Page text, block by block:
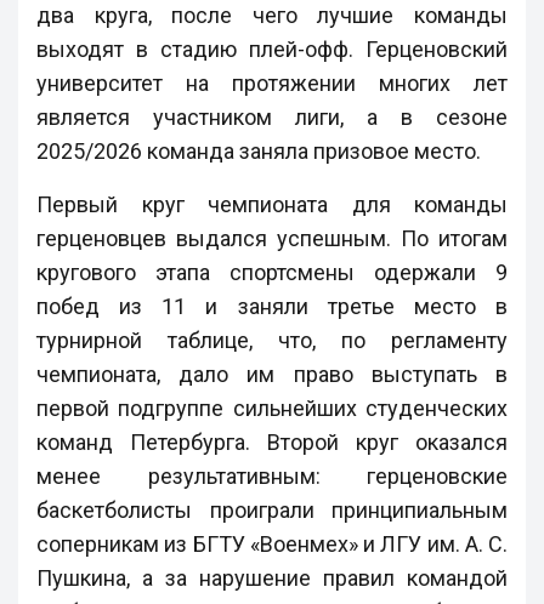
два круга, после чего лучшие команды
выходят в стадию плей-офф. Герценовский
университет на протяжении многих лет
является участником лиги, а в сезоне
2025/2026 команда заняла призовое место.
Первый круг чемпионата для команды
герценовцев выдался успешным. По итогам
кругового этапа спортсмены одержали 9
побед из 11 и заняли третье место в
турнирной таблице, что, по регламенту
чемпионата, дало им право выступать в
первой подгруппе сильнейших студенческих
команд Петербурга. Второй круг оказался
менее результативным: герценовские
баскетболисты проиграли принципиальным
соперникам из БГТУ «Военмех» и ЛГУ им. А. С.
Пушкина, а за нарушение правил командой